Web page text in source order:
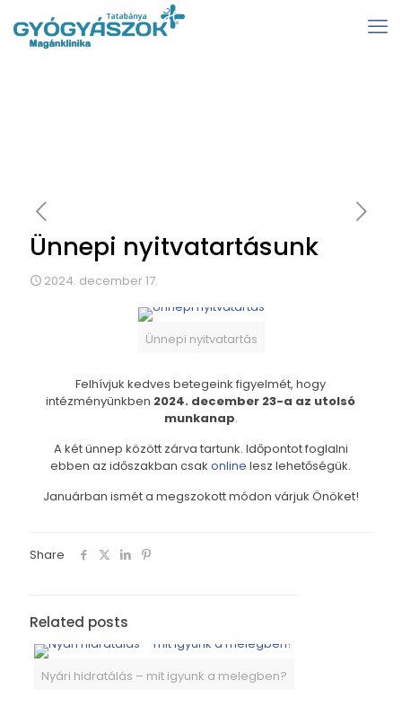
Ünnepi nyitvatartásunk
2024. december 17.
Ünnepi nyitvatartás
Felhívjuk kedves betegeink figyelmét, hogy
intézményünkben 2024. december 23-a az utolsó
munkanap.
A két ünnep között zárva tartunk. Időpontot foglalni
ebben az időszakban csakonline lesz lehetőségük.
Januárban ismét a megszokott módon várjuk Önöket!
Share
Related posts
Nyári hidratálás – mit igyunk a melegben?